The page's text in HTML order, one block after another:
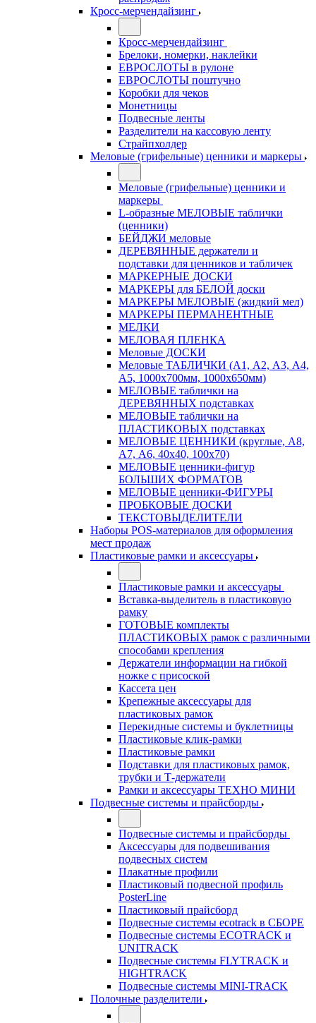
Кросс-мерчендайзинг
Кросс-мерчендайзинг
Брелоки, номерки, наклейки
ЕВРОСЛОТЫ в рулоне
ЕВРОСЛОТЫ поштучно
Коробки для чеков
Монетницы
Подвесные ленты
Разделители на кассовую ленту
Страйпхолдер
Меловые (грифельные) ценники и маркеры
Меловые (грифельные) ценники и
маркеры
L-образные МЕЛОВЫЕ таблички
(ценники)
БЕЙДЖИ меловые
ДЕРЕВЯННЫЕ держатели и
подставки для ценников и табличек
МАРКЕРНЫЕ ДОСКИ
МАРКЕРЫ для БЕЛОЙ доски
МАРКЕРЫ МЕЛОВЫЕ (жидкий мел)
МАРКЕРЫ ПЕРМАНЕНТНЫЕ
МЕЛКИ
МЕЛОВАЯ ПЛЕНКА
Меловые ДОСКИ
Меловые ТАБЛИЧКИ (А1, А2, А3, А4,
А5, 1000х700мм, 1000х650мм)
МЕЛОВЫЕ таблички на
ДЕРЕВЯННЫХ подставках
МЕЛОВЫЕ таблички на
ПЛАСТИКОВЫХ подставках
МЕЛОВЫЕ ЦЕННИКИ (круглые, А8,
А7, А6, 40х40, 100х70)
МЕЛОВЫЕ ценники-фигур
БОЛЬШИХ ФОРМАТОВ
МЕЛОВЫЕ ценники-ФИГУРЫ
ПРОБКОВЫЕ ДОСКИ
ТЕКСТОВЫДЕЛИТЕЛИ
Наборы POS-материалов для оформления
мест продаж
Пластиковые рамки и аксессуары
Пластиковые рамки и аксессуары
Вставка-выделитель в пластиковую
рамку
ГОТОВЫЕ комплекты
ПЛАСТИКОВЫХ рамок с различными
способами крепления
Держатели информации на гибкой
ножке с присоской
Кассета цен
Крепежные аксессуары для
пластиковых рамок
Перекидные системы и буклетницы
Пластиковые клик-рамки
Пластиковые рамки
Подставки для пластиковых рамок,
трубки и Т-держатели
Рамки и аксессуары ТЕХНО МИНИ
Подвесные системы и прайсборды
Подвесные системы и прайсборды
Аксессуары для подвешивания
подвесных систем
Плакатные профили
Пластиковый подвесной профиль
PosterLine
Пластиковый прайсборд
Подвесные системы ecotrack в СБОРЕ
Подвесные системы ECOTRACK и
UNITRACK
Подвесные системы FLYTRACK и
HIGHTRACK
Подвесные системы MINI-TRACK
Полочные разделители